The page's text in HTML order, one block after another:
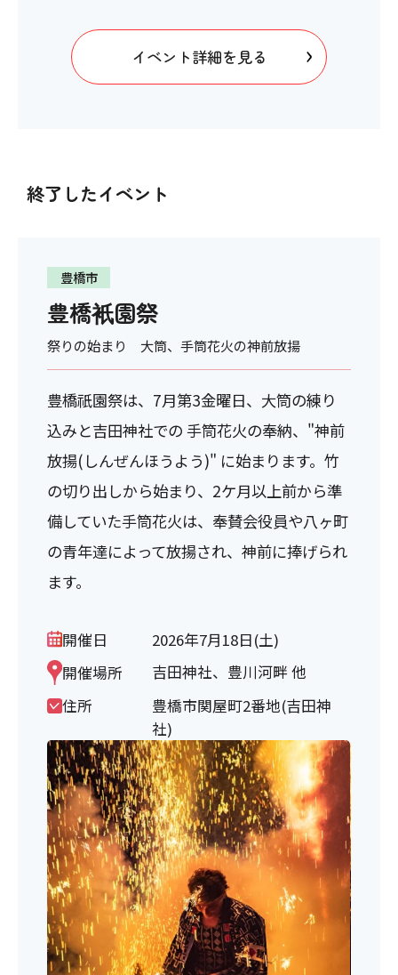
イベント詳細を見る
終了したイベント
豊橋市
豊橋衹園祭
祭りの始まり 大筒、手筒花火の神前放揚
豊橋祇園祭は、7月第3金曜日、大筒の練り
込みと吉田神社での 手筒花火の奉納、"神前
放揚(しんぜんほうよう)" に始まります。竹
の切り出しから始まり、2ケ月以上前から準
備していた手筒花火は、奉賛会役員や八ヶ町
の青年達によって放揚され、神前に捧げられ
ます。
開催日
2026年7月18日(土)
開催場所
吉田神社、豊川河畔 他
住所
豊橋市関屋町2番地(吉田神
社)